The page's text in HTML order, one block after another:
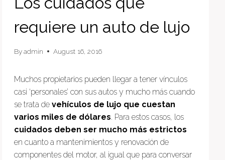
requiere un auto de lujo
Byadmin August 16, 2016
Muchos propietarios pueden llegar a tener vínculos
casi ‘personales’ con sus autos y mucho más cuando
se trata de vehículos de lujo que cuestan
varios miles de dólares. Para estos casos, los
cuidados deben ser mucho más estrictos
en cuanto a mantenimientos y renovación de
componentes del motor, al igual que para conversar